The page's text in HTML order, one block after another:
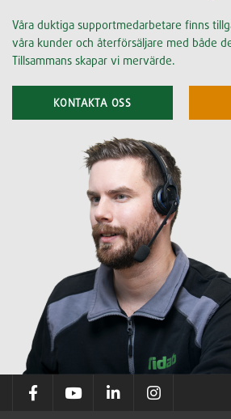
Våra duktiga supportmedarbetare finns
våra kunder och återförsäljare med både
Tillsammans skapar vi mervärde.
KONTAKTA OSS